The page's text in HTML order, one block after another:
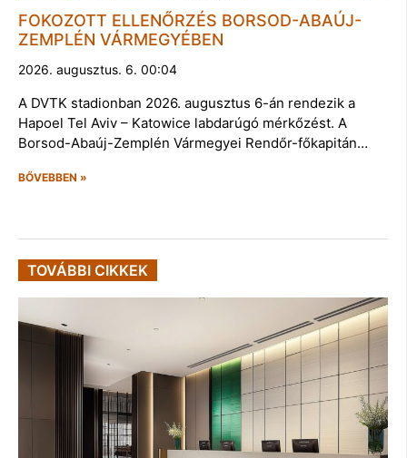
FOKOZOTT ELLENŐRZÉS BORSOD-ABAÚJ-
ZEMPLÉN VÁRMEGYÉBEN
2026. augusztus. 6. 00:04
A DVTK stadionban 2026. augusztus 6-án rendezik a
Hapoel Tel Aviv – Katowice labdarúgó mérkőzést. A
Borsod-Abaúj-Zemplén Vármegyei Rendőr-főkapitán…
BŐVEBBEN »
TOVÁBBI CIKKEK